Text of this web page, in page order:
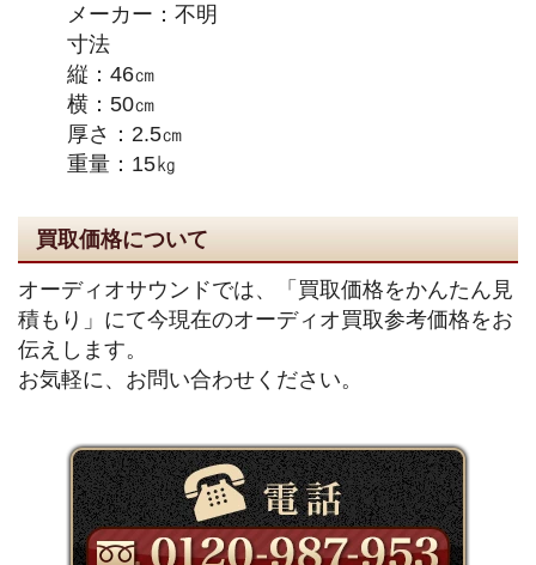
メーカー：不明
寸法
縦：46㎝
横：50㎝
厚さ：2.5㎝
重量：15㎏
買取価格について
オーディオサウンドでは、「買取価格をかんたん見
積もり」にて今現在のオーディオ買取参考価格をお
伝えします。
お気軽に、お問い合わせください。